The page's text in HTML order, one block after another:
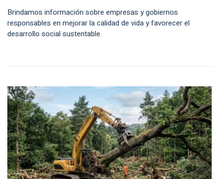
Brindamos información sobre empresas y gobiernos
responsables en mejorar la calidad de vida y favorecer el
desarrollo social sustentable.